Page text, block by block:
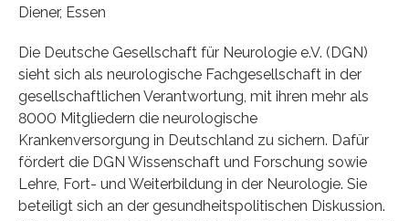
Diener, Essen
Die Deutsche Gesellschaft für Neurologie e.V. (DGN)
sieht sich als neurologische Fachgesellschaft in der
gesellschaftlichen Verantwortung, mit ihren mehr als
8000 Mitgliedern die neurologische
Krankenversorgung in Deutschland zu sichern. Dafür
fördert die DGN Wissenschaft und Forschung sowie
Lehre, Fort- und Weiterbildung in der Neurologie. Sie
beteiligt sich an der gesundheitspolitischen Diskussion.